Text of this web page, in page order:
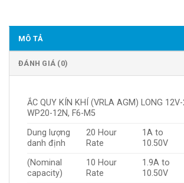
MÔ TẢ
ĐÁNH GIÁ (0)
ẮC QUY KÍN KHÍ (VRLA AGM) LONG
WP20-12N, F6-M5
Dung lượng
danh định
20 Hour
Rate
1A to
10.50V
(Nominal
capacity)
10 Hour
Rate
1.9A to
10.50V